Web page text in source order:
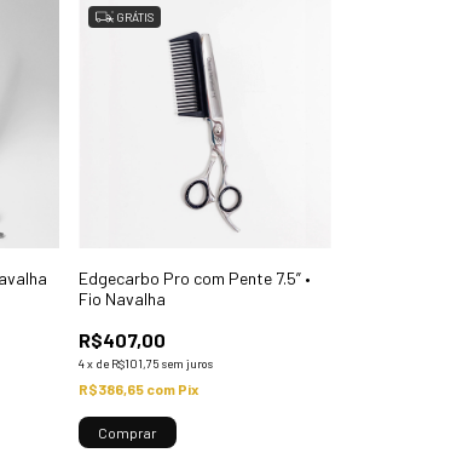
GRÁTIS
Edgecarbo Pro com Pente 7.5” •
Fio Navalha
R$407,00
4x de R$101,75sem juros
R$386,65 com Pix